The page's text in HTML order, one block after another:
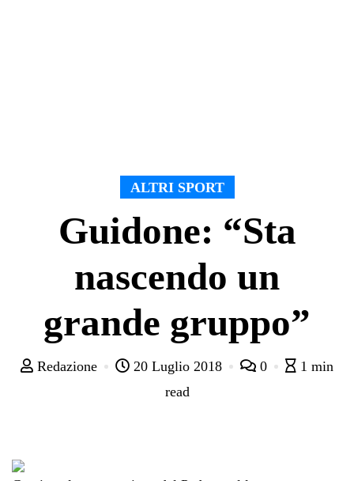
ALTRI SPORT
Guidone: “Sta
nascendo un
grande gruppo”
Redazione 20 Luglio 2018 0
1 min
read